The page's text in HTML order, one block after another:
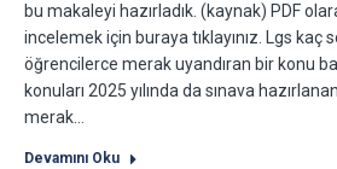
bu makaleyi hazırladık. (kaynak) PDF
incelemek için buraya tıklayınız. Lgs kaç
öğrencilerce merak uyandıran bir konu
konuları 2025 yılında da sınava
merak…
Devamını Oku